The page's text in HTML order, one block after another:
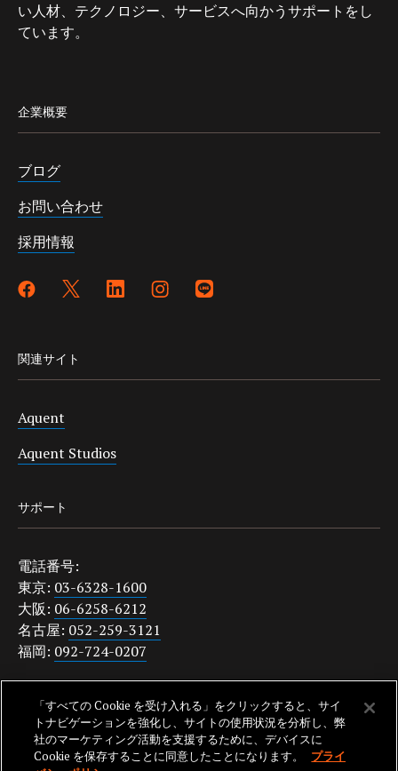
い人材、テクノロジー、サービスへ向かうサポートをし
ています。
企業概要
ブログ
お問い合わせ
採用情報
関連サイト
Aquent
Aquent Studios
サポート
電話番号:
東京: 03-6328-1600
大阪: 06-6258-6212
名古屋: 052-259-3121
福岡: 092-724-0207
japanquestions@aquent.com
プライバシーポリシー
「すべての Cookie を受け入れる」をクリックすると、サイ
トナビゲーションを強化し、サイトの使用状況を分析し、弊
社のマーケティング活動を支援するために、デバイスに
Cookie を保存することに同意したことになります。
プライ